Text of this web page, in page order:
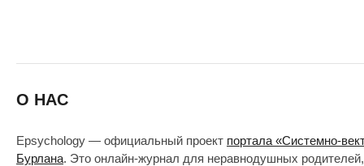
О НАС
Epsychology — официальный проект портала «Системно-
Бурлана. Это онлайн-журнал для неравнодушных